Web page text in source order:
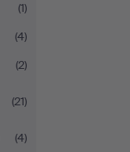
(1)
(4)
(2)
(21)
(4)